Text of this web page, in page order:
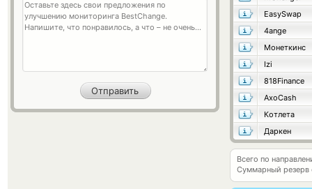
EasySwap
4ange
Монеткинс
Izi
818Finance
AxoCash
Котлета
Даркен
Всего по
Суммарный резерв